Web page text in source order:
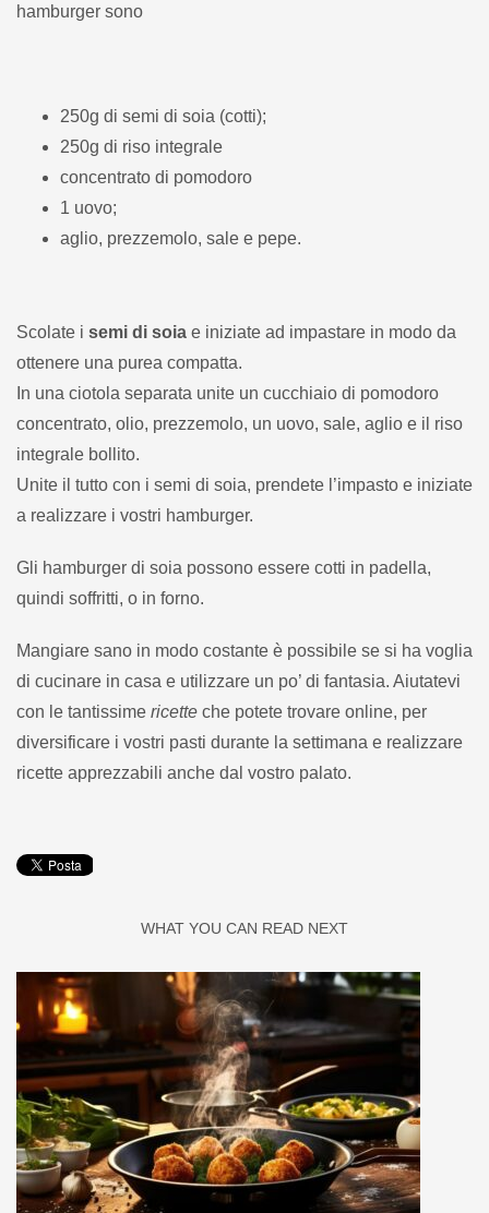
hamburger sono
250g di semi di soia (cotti);
250g di riso integrale
concentrato di pomodoro
1 uovo;
aglio, prezzemolo, sale e pepe.
Scolate i semi di soia e iniziate ad impastare in modo da
ottenere una purea compatta.
In una ciotola separata unite un cucchiaio di pomodoro
concentrato, olio, prezzemolo, un uovo, sale, aglio e il riso
integrale bollito.
Unite il tutto con i semi di soia, prendete l’impasto e iniziate
a realizzare i vostri hamburger.
Gli hamburger di soia possono essere cotti in padella,
quindi soffritti, o in forno.
Mangiare sano in modo costante è possibile se si ha voglia
di cucinare in casa e utilizzare un po’ di fantasia. Aiutatevi
con le tantissime ricette che potete trovare online, per
diversificare i vostri pasti durante la settimana e realizzare
ricette apprezzabili anche dal vostro palato.
WHAT YOU CAN READ NEXT